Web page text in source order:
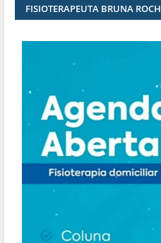
FISIOTERAPEUTA BRUNA